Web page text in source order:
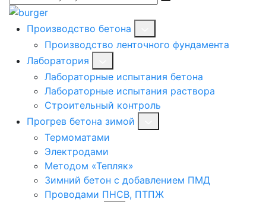
Производство бетона
Производство ленточного фундамента
Лаборатория
Лабораторные испытания бетона
Лабораторные испытания раствора
Строительный контроль
Прогрев бетона зимой
Термоматами
Электродами
Методом «Тепляк»
Зимний бетон с добавлением ПМД
Проводами ПНСВ, ПТПЖ